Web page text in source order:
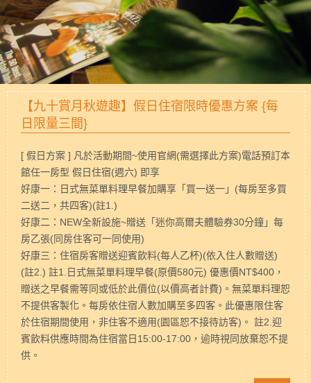
【九十賞月秋遊趣】假日住宿限時優惠方案 {每
日限量三間}
[ 假日方案 ] 凡於活動期間~使用官網(需選擇此方案)電話預訂本
館任一房型 假日住宿(週六) 即享
好康一：日式無菜單料理早餐加購享「買一送一」(每房至多買
二送二，共四客)(註1.)
好康二：NEW全新設施~贈送「迷你高爾夫體驗券30分鐘」每
房乙張(同房住客可一同使用)
好康三：住宿房客贈送迎賓飲料(每人乙杯)(依入住人數贈送)
(註2.) 註1.日式無菜單料理早餐(原價580元) 優惠價NT$400，
贈送之早餐需等同或低於此價位(以價高者計費)。無菜單料理恕
不提供客製化。每房依住宿人數加購至多四客。此優惠限住客
於住宿期間使用，非住客不適用(園區恕不接待訪客)。 註2.迎
賓飲料供應時間為住宿當日15:00-17:00，逾時視同放棄恕不提
供。